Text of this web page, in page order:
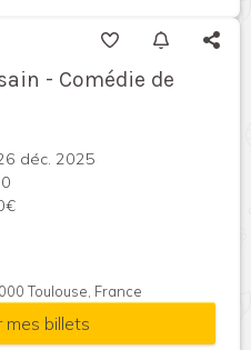
- Comédie de
déc. 2025
Toulouse, France
mes billets